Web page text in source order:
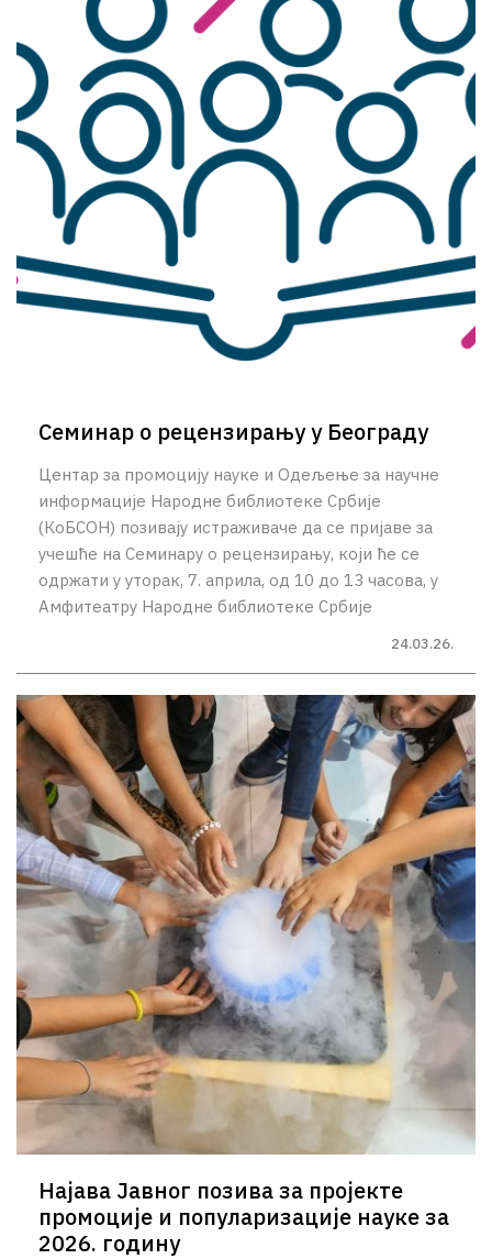
Семинар о рецензирању у Београду
Центар за промоцију науке и Одељење за научне
информације Народне библиотеке Србије
(КоБСОН) позивају истраживаче да се пријаве за
учешће на Семинару о рецензирању, који ће се
одржати у уторак, 7. априла, од 10 до 13 часова, у
Амфитеатру Народне библиотеке Србије
24.03.26.
Најава Јавног позива за пројекте
промоције и популаризације науке за
2026. годину